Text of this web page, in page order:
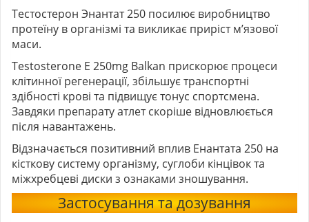
Тестостерон Энантат 250 посилює виробництво
протеїну в організмі та викликає приріст м’язової
маси.
Testosterone E 250mg Balkan прискорює процеси
клітинної регенерації, збільшує транспортні
здібності крові та підвищує тонус спортсмена.
Завдяки препарату атлет скоріше відновлюється
після навантажень.
Відзначається позитивний вплив Енантата 250 на
кісткову систему організму, суглоби кінцівок та
міжхребцеві диски з ознаками зношування.
Застосування та дозування